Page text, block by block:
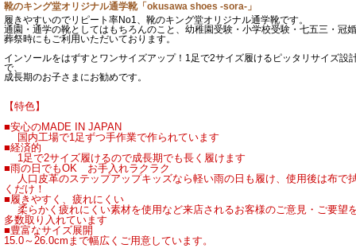
靴のキング堂オリジナル通学靴「okusawa shoes -sora-」
履きやすいのでリピート率No1、靴のキング堂オリジナル通学靴です。
通園・通学の靴としてはもちろんのこと、幼稚園受験・小学校受験・七五三・冠婚
葬祭時にもご利用いただいております。
インソールをはずすとワンサイズアップ！1足で2サイズ履けるピッタリサイズ設
で、
成長期のお子さまにお勧めです。
【特色】
■安心のMADE IN JAPAN
国内工場で1足ずつ手作業で作られています
■経済的
1足で2サイズ履けるので成長期でも長く履けます
■雨の日でもOK お手入れラクラク
人口皮革のステップアップキッズなら軽い雨の日も履け、使用後は布で
くだけ！
■履きやすく、疲れにくい
柔らかく疲れにくい素材を使用など来店されるお客様のご意見・ご要望
多数取り入れています
■豊富なサイズ展開
15.0～26.0cmまで幅広くご用意しています。